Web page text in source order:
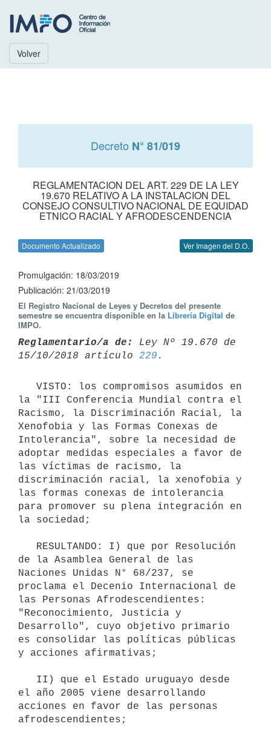
Volver
Decreto N° 81/019
REGLAMENTACION DEL ART. 229 DE LA LEY
19.670 RELATIVO A LA INSTALACION DEL
CONSEJO CONSULTIVO NACIONAL DE EQUIDAD
ETNICO RACIAL Y AFRODESCENDENCIA
Documento Actualizado Ver Imagen del D.O.
Promulgación: 18/03/2019
Publicación: 21/03/2019
El Registro Nacional de Leyes y Decretos del presente
semestre se encuentra disponible en la Librería Digital de
IMPO.
Reglamentario/a de:
Ley Nº 19.670 de
15/10/2018 artículo 229
la "III Conferencia Mundial contra el
Racismo, la Discriminación Racial, la
Xenofobia y las Formas Conexas de
Intolerancia", sobre la necesidad de
adoptar medidas especiales a favor de
las víctimas de racismo, la
discriminación racial, la xenofobia y
las formas conexas de intolerancia
para promover su plena integración en
la sociedad;
de la Asamblea General de las
Naciones Unidas N° 68/237, se
proclama el Decenio Internacional de
las Personas Afrodescendientes:
"Reconocimiento, Justicia y
Desarrollo", cuyo objetivo primario
es consolidar las políticas públicas
y acciones afirmativas;
el año 2005 viene desarrollando
acciones en favor de las personas
afrodescendientes;